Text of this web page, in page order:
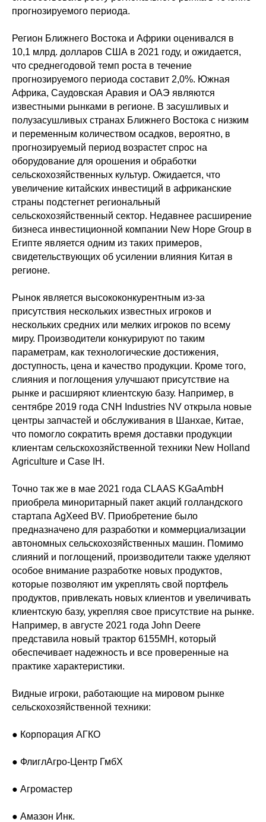
прогнозируемого периода.
Регион Ближнего Востока и Африки оценивался в
10,1 млрд. долларов США в 2021 году, и ожидается,
что среднегодовой темп роста в течение
прогнозируемого периода составит 2,0%. Южная
Африка, Саудовская Аравия и ОАЭ являются
известными рынками в регионе. В засушливых и
полузасушливых странах Ближнего Востока с низким
и переменным количеством осадков, вероятно, в
прогнозируемый период возрастет спрос на
оборудование для орошения и обработки
сельскохозяйственных культур. Ожидается, что
увеличение китайских инвестиций в африканские
страны подстегнет региональный
сельскохозяйственный сектор. Недавнее расширение
бизнеса инвестиционной компании New Hope Group в
Египте является одним из таких примеров,
свидетельствующих об усилении влияния Китая в
регионе.
Рынок является высококонкурентным из-за
присутствия нескольких известных игроков и
нескольких средних или мелких игроков по всему
миру. Производители конкурируют по таким
параметрам, как технологические достижения,
доступность, цена и качество продукции. Кроме того,
слияния и поглощения улучшают присутствие на
рынке и расширяют клиентскую базу. Например, в
сентябре 2019 года CNH Industries NV открыла новые
центры запчастей и обслуживания в Шанхае, Китае,
что помогло сократить время доставки продукции
клиентам сельскохозяйственной техники New Holland
Agriculture и Case IH.
Точно так же в мае 2021 года CLAAS KGaAmbH
приобрела миноритарный пакет акций голландского
стартапа AgXeed BV. Приобретение было
предназначено для разработки и коммерциализации
автономных сельскохозяйственных машин. Помимо
слияний и поглощений, производители также уделяют
особое внимание разработке новых продуктов,
которые позволяют им укреплять свой портфель
продуктов, привлекать новых клиентов и увеличивать
клиентскую базу, укрепляя свое присутствие на рынке.
Например, в августе 2021 года John Deere
представила новый трактор 6155MH, который
обеспечивает надежность и все проверенные на
практике характеристики.
Видные игроки, работающие на мировом рынке
сельскохозяйственной техники:
● Корпорация АГКО
● ФлиглАгро-Центр ГмбХ
● Агромастер
● Амазон Инк.